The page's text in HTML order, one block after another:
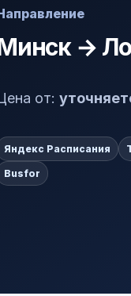
→
от:
Яндекс Расписания
Busfor